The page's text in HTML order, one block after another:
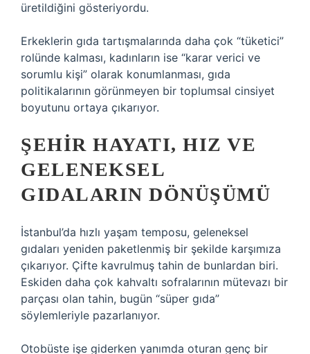
üretildiğini gösteriyordu.
Erkeklerin gıda tartışmalarında daha çok “tüketici”
rolünde kalması, kadınların ise “karar verici ve
sorumlu kişi” olarak konumlanması, gıda
politikalarının görünmeyen bir toplumsal cinsiyet
boyutunu ortaya çıkarıyor.
ŞEHIR HAYATI, HIZ VE
GELENEKSEL
GIDALARIN DÖNÜŞÜMÜ
İstanbul’da hızlı yaşam temposu, geleneksel
gıdaları yeniden paketlenmiş bir şekilde karşımıza
çıkarıyor. Çifte kavrulmuş tahin de bunlardan biri.
Eskiden daha çok kahvaltı sofralarının mütevazı bir
parçası olan tahin, bugün “süper gıda”
söylemleriyle pazarlanıyor.
Otobüste işe giderken yanımda oturan genç bir